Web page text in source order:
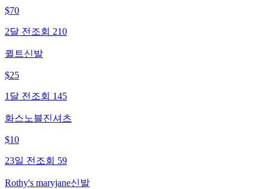
$70
2달 전 조회 210
퀼트신발
$25
1달 전 조회 145
화스노블진셔츠
$10
23일 전 조회 59
Rothy's maryjane신발